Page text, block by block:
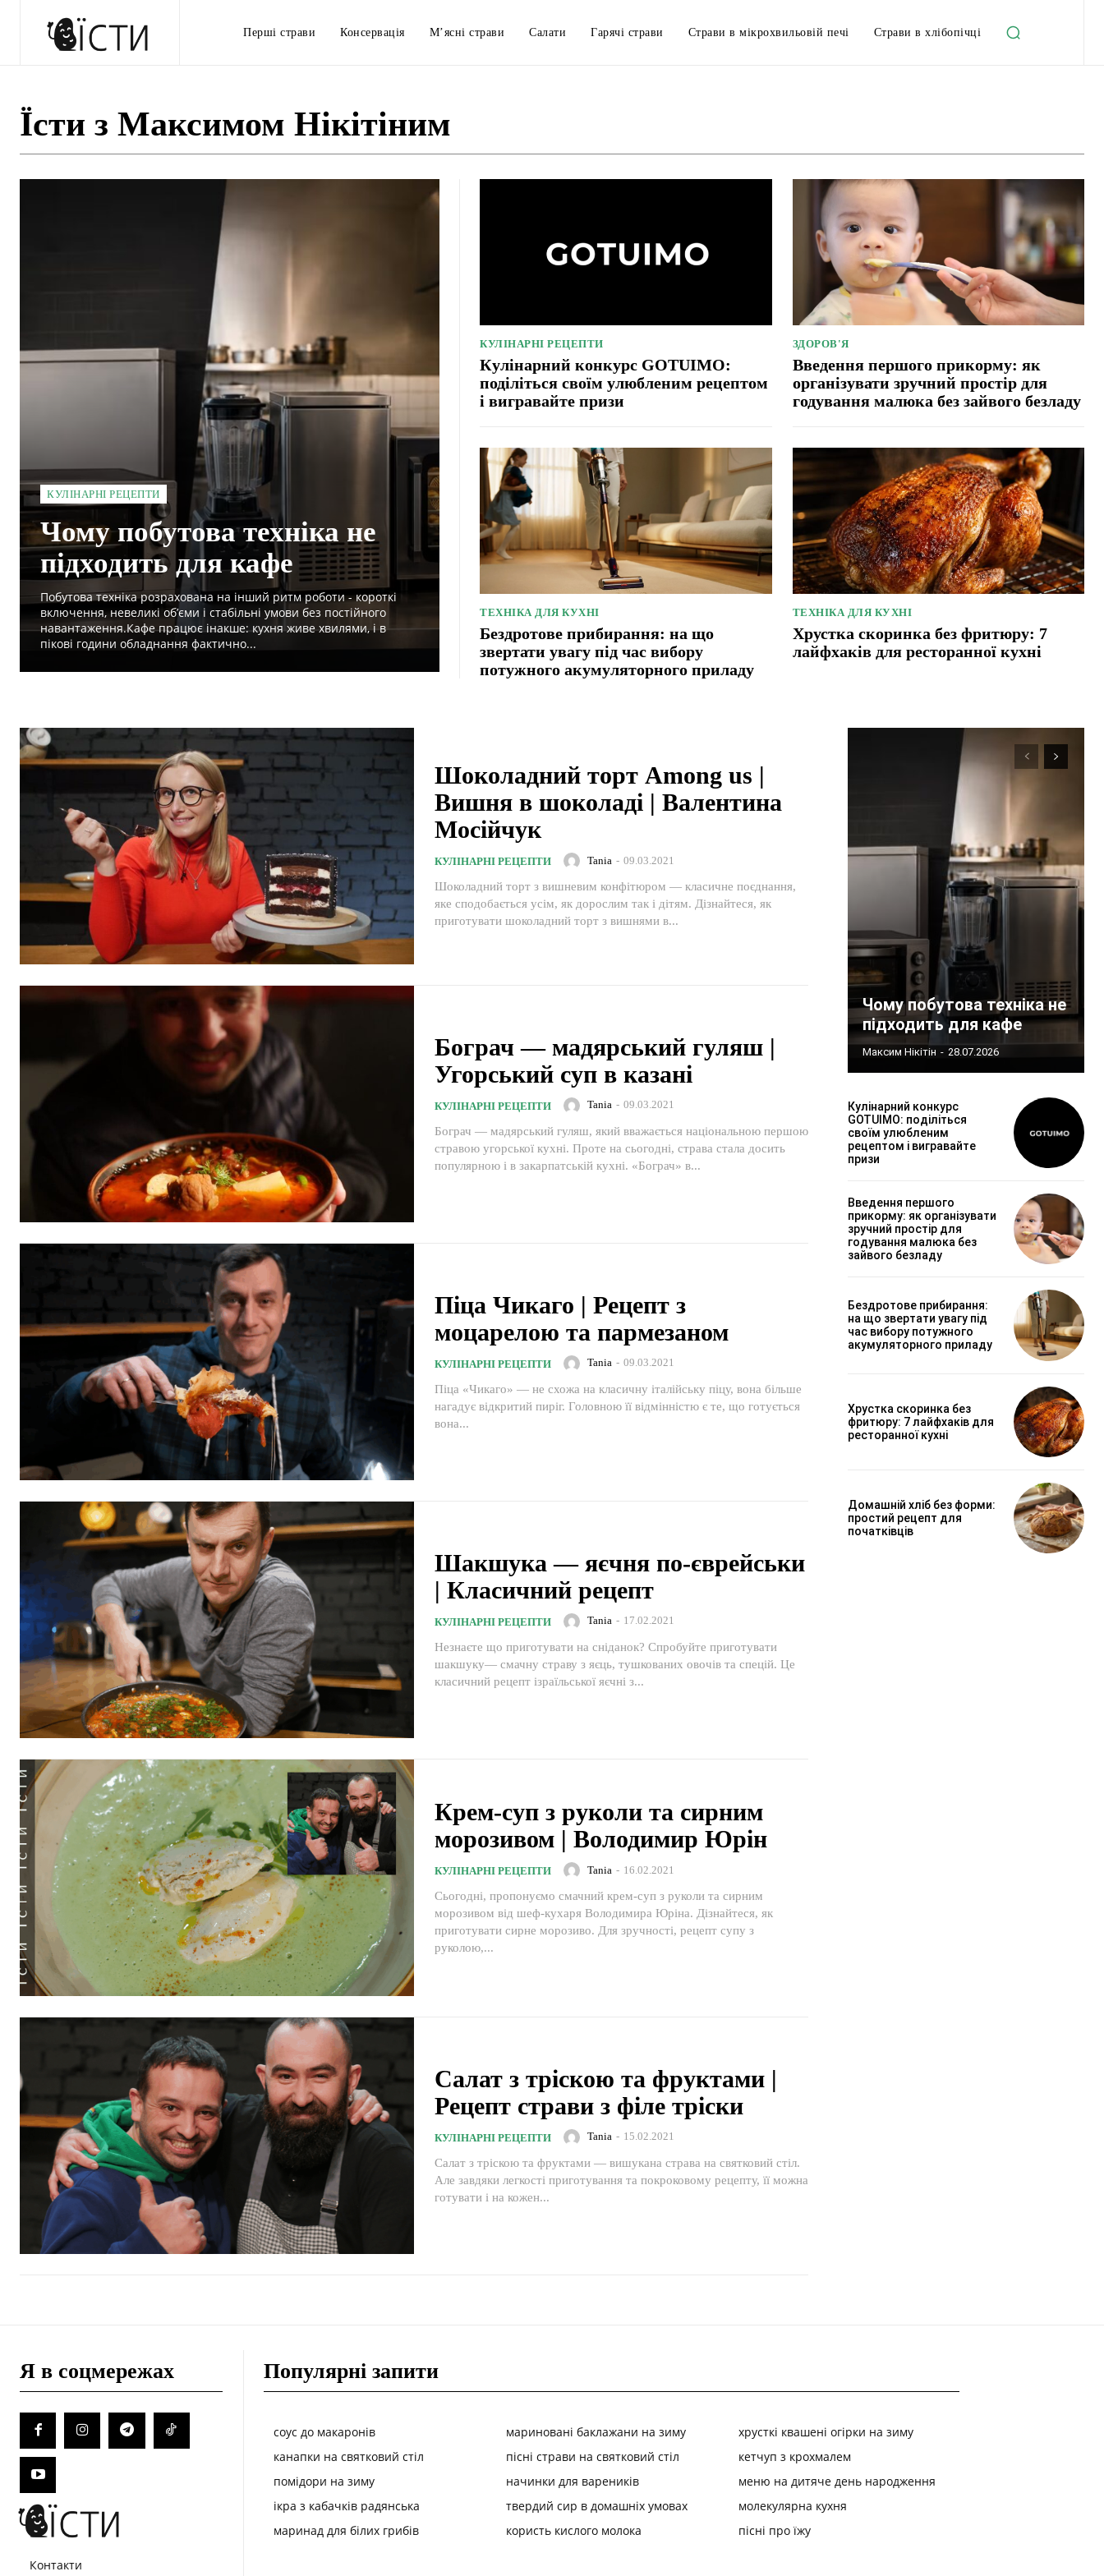
Перші страви Консервація М’ясні страви Салати Гарячі страви Страви в мікрохвильовій печі Страви в хлібопічці
Їсти з Максимом Нікітіним
КУЛІНАРНІ РЕЦЕПТИ
Чому побутова техніка не
підходить для кафе
Побутова техніка розрахована на інший ритм роботи - короткі
включення, невеликі об’єми і стабільні умови без постійного
навантаження.Кафе працює інакше: кухня живе хвилями, і в
пікові години обладнання фактично...
КУЛІНАРНІ РЕЦЕПТИ
Кулінарний конкурс GOTUIMO:
поділіться своїм улюбленим рецептом
і вигравайте призи
ЗДОРОВ'Я
Введення першого прикорму: як
організувати зручний простір для
годування малюка без зайвого безладу
ТЕХНІКА ДЛЯ КУХНІ
Бездротове прибирання: на що
звертати увагу під час вибору
потужного акумуляторного приладу
ТЕХНІКА ДЛЯ КУХНІ
Хрустка скоринка без фритюру: 7
лайфхаків для ресторанної кухні
Шоколадний торт Among us |
Вишня в шоколаді | Валентина
Мосійчук
КУЛІНАРНІ РЕЦЕПТИ Tania - 09.03.2021
Шоколадний торт з вишневим конфітюром — класичне поєднання,
яке сподобається усім, як дорослим так і дітям. Дізнайтеся, як
приготувати шоколадний торт з вишнями в...
Бограч — мадярський гуляш |
Угорський суп в казані
КУЛІНАРНІ РЕЦЕПТИ Tania - 09.03.2021
Бограч — мадярський гуляш, який вважається національною першою
стравою угорської кухні. Проте на сьогодні, страва стала досить
популярною і в закарпатській кухні. «Бограч» в...
Піца Чикаго | Рецепт з
моцарелою та пармезаном
КУЛІНАРНІ РЕЦЕПТИ Tania - 09.03.2021
Піца «Чикаго» — не схожа на класичну італійську піцу, вона більше
нагадує відкритий пиріг. Головною її відмінністю є те, що готується
вона...
Шакшука — яєчня по-єврейськи
| Класичний рецепт
КУЛІНАРНІ РЕЦЕПТИ Tania - 17.02.2021
Незнаєте що приготувати на сніданок? Спробуйте приготувати
шакшуку— смачну страву з яєць, тушкованих овочів та спецій. Це
класичний рецепт ізраїльської яєчні з...
Крем-суп з руколи та сирним
морозивом | Володимир Юрін
КУЛІНАРНІ РЕЦЕПТИ Tania - 16.02.2021
Сьогодні, пропонуємо смачний крем-суп з руколи та сирним
морозивом від шеф-кухаря Володимира Юріна. Дізнайтеся, як
приготувати сирне морозиво. Для зручності, рецепт супу з
руколою,...
Салат з тріскою та фруктами |
Рецепт страви з філе тріски
КУЛІНАРНІ РЕЦЕПТИ Tania - 15.02.2021
Салат з тріскою та фруктами — вишукана страва на святковий стіл.
Але завдяки легкості приготування та покроковому рецепту, її можна
готувати і на кожен...
Чому побутова техніка не
підходить для кафе
Максим Нікітін - 28.07.2026
Кулінарний конкурс
GOTUIMO: поділіться
своїм улюбленим
рецептом і вигравайте
призи
Введення першого
прикорму: як організувати
зручний простір для
годування малюка без
зайвого безладу
Бездротове прибирання:
на що звертати увагу під
час вибору потужного
акумуляторного приладу
Хрустка скоринка без
фритюру: 7 лайфхаків для
ресторанної кухні
Домашній хліб без форми:
простий рецепт для
початківців
Я в соцмережах
Контакти
Популярні запити
соус до макаронів
канапки на святковий стіл
помідори на зиму
ікра з кабачків радянська
маринад для білих грибів
мариновані баклажани на зиму
пісні страви на святковий стіл
начинки для вареників
твердий сир в домашніх умовах
користь кислого молока
хрусткі квашені огірки на зиму
кетчуп з крохмалем
меню на дитяче день народження
молекулярна кухня
пісні про їжу